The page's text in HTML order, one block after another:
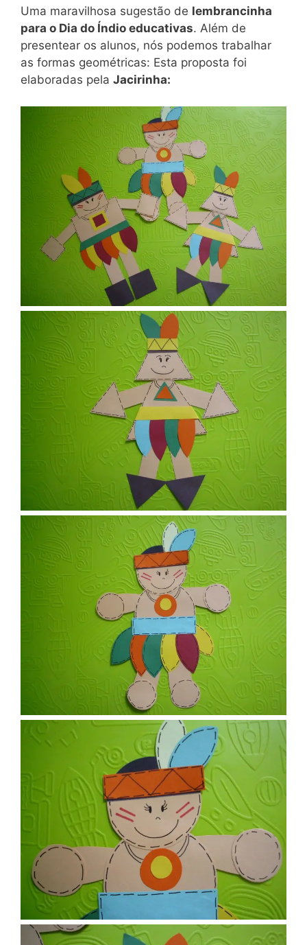
Uma maravilhosa sugestão de lembrancinha
para o Dia do Índio educativas. Além de
presentear os alunos, nós podemos trabalhar
as formas geométricas: Esta proposta foi
elaboradas pela Jacirinha: